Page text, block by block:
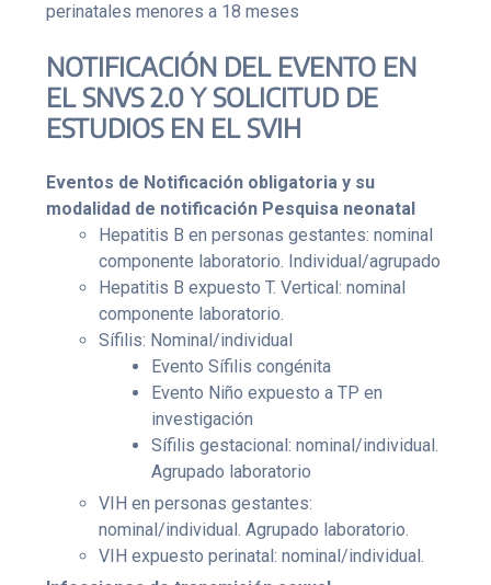
NOTIFICACIÓN DEL EVENTO EN
EL SNVS 2.0 Y SOLICITUD DE
ESTUDIOS EN EL SVIH
Eventos de Notificación obligatoria y su
modalidad de notificación Pesquisa neonatal
Hepatitis B en personas gestantes: nominal
componente laboratorio. Individual/agrupado
Hepatitis B expuesto T. Vertical: nominal
componente laboratorio.
Sífilis: Nominal/individual
Evento Sífilis congénita
Evento Niño expuesto a TP en
investigación
Sífilis gestacional: nominal/individual.
Agrupado laboratorio
VIH en personas gestantes:
nominal/individual. Agrupado laboratorio.
VIH expuesto perinatal: nominal/individual.